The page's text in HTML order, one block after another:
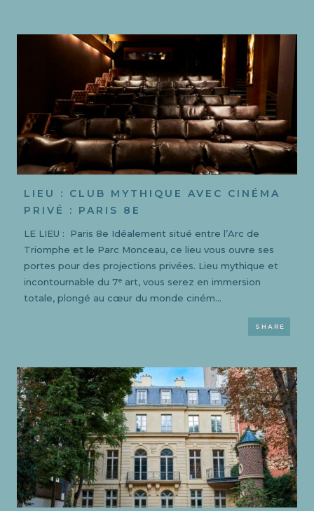
LIEU : CLUB MYTHIQUE AVEC CINÉMA
PRIVÉ : PARIS 8E
LE LIEU : Paris 8e Idéalement situé entre l’Arc de
Triomphe et le Parc Monceau, ce lieu vous ouvre ses
portes pour des projections privées. Lieu mythique et
incontournable du 7ᵉ art, vous serez en immersion
totale, plongé au cœur du monde ciném...
SHARE